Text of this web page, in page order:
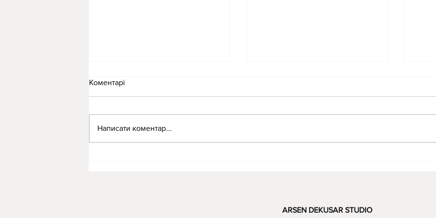
Коментарі
Написати коментар...
ARSEN DEKUSAR STUDIO